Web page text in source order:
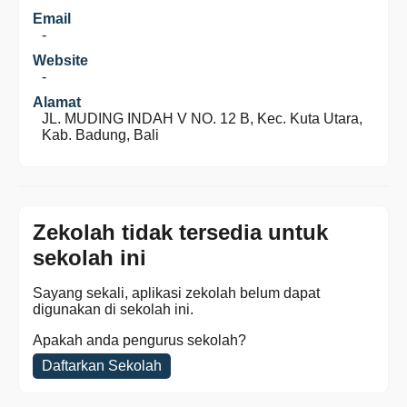
Email
-
Website
-
Alamat
JL. MUDING INDAH V NO. 12 B, Kec. Kuta Utara,
Kab. Badung, Bali
Zekolah tidak tersedia untuk
sekolah ini
Sayang sekali, aplikasi zekolah belum dapat
digunakan di sekolah ini.
Apakah anda pengurus sekolah?
Daftarkan Sekolah